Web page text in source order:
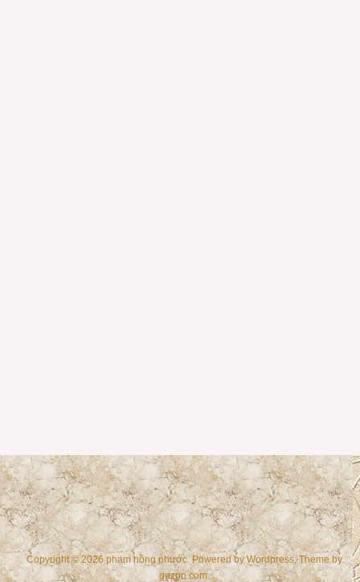
Copyright © 2026 phạm hồng phước. Powered byWordpress , Theme by
gazpo.com.